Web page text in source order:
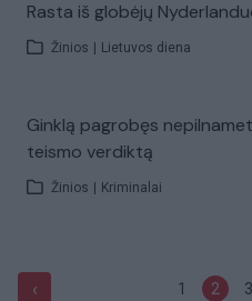
Rasta iš globėjų
Žinios Lietuvos diena
Ginklą pagrobęs
teismo verdiktą
Žinios Kriminalai
‹ 1 2 3